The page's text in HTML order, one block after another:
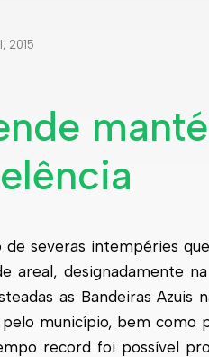
de resíduos
de leituras
de abastecimento de água
de águas residuais
de águas pluviais
urbana
de resíduos
ERSAR
água
2015
de severas intempéries
areal, designadamente
as Bandeiras
município, bem como
record foi possível